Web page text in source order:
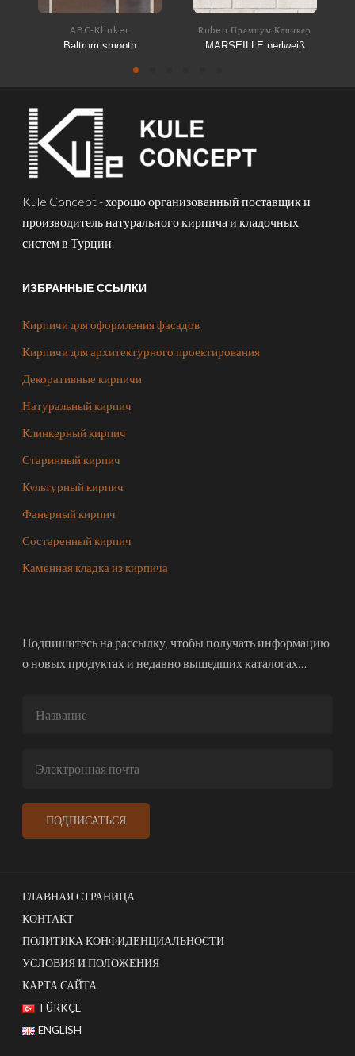
ABC-Klinker
Baltrum smooth
Roben Премиум Клинкер
MARSEILLE perlweiß
Kule Concept - хорошо организованный поставщик и
производитель натурального кирпича и кладочных
систем в Турции.
ИЗБРАННЫЕ ССЫЛКИ
Кирпичи для оформления фасадов
Кирпичи для архитектурного проектирования
Декоративные кирпичи
Натуральный кирпич
Клинкерный кирпич
Старинный кирпич
Культурный кирпич
Фанерный кирпич
Состаренный кирпич
Каменная кладка из кирпича
Подпишитесь на рассылку, чтобы получать информацию
о новых продуктах и недавно вышедших каталогах…
ГЛАВНАЯ СТРАНИЦА
КОНТАКТ
ПОЛИТИКА КОНФИДЕНЦИАЛЬНОСТИ
УСЛОВИЯ И ПОЛОЖЕНИЯ
КАРТА САЙТА
TÜRKÇE
ENGLISH